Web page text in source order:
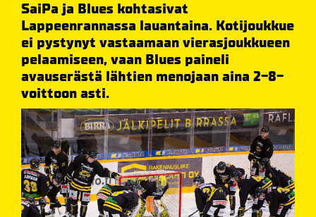
SaiPa ja Blues kohtasivat
Lappeenrannassa lauantaina. Kotijoukkue
ei pystynyt vastaamaan vierasjoukkueen
pelaamiseen, vaan Blues paineli
avauserästä lähtien menojaan aina 2-8-
voittoon asti.